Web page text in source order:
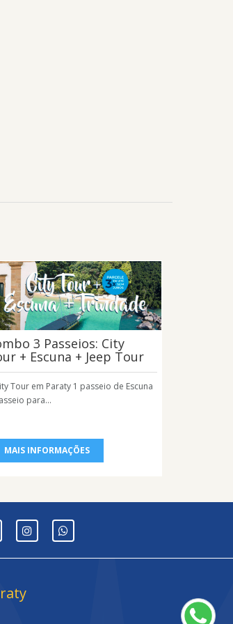
3 Passeios: City
+ Escuna + Jeep Tour
Tour em Paraty 1 passeio de Escuna
para...
MAIS INFORMAÇÕES